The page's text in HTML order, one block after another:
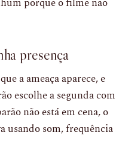
presença
a ameaça aparece, e
escolhe a segunda com
não está em cena, o
usando som, frequência